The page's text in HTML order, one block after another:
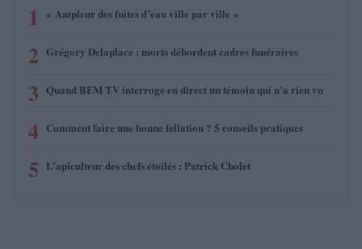
1 « Ampleur des fuites d’eau ville par ville »
2 Grégory Delaplace : morts débordent cadres funéraires
3 Quand BFM TV interroge en direct un témoin qui n’a rien vu
4 Comment faire une bonne fellation ? 5 conseils pratiques
5 L’apiculteur des chefs étoilés : Patrick Cholet